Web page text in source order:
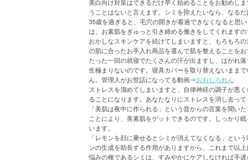
美白向け対策はできるだけ早く始めることをお勧めし
うことはないと言えます。シミを抑えたいなら、なるだ
35歳を過ぎると、毛穴の開きが看過できなくなると思
は、お素肌をぎゅっと引き締める働きをしてくれます
おかしなスキンケアを続けてしまいますと、もろもろ
の肌に合ったお手入れ商品を選んで肌を整えることをお
たった一回の就寝でたくさんの汗が出ますし、はがれ
生極まりないのです。寝具カバーを取り替えないまま
ん。管理人がお世話になってる動画⇒おおしろれん
ストレスを溜めてしまいますと、自律神経の調子が悪
ることになります。あなたなりにストレスを消し去って
「美肌は夜中に作られる」という昔からの言葉を聞い
ことにより、美素肌をゲットできるのです。しっかり
います。
「レモンを顔に乗せるとシミが消えてなくなる」とい
ンの生成を助長する作用がありますから、これまで以
悩みの種であるシミは、すみやかにケアしなければ手